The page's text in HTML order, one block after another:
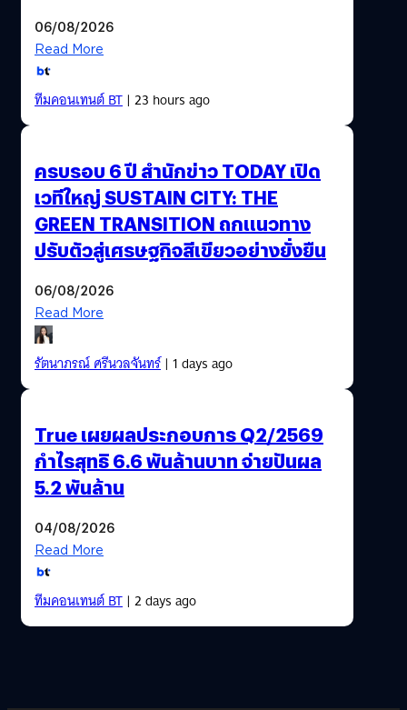
06/08/2026
Read More
ทีมคอนเทนต์ BT| 23 hours ago
ครบรอบ 6 ปี สำนักข่าว TODAY เปิด
เวทีใหญ่ SUSTAIN CITY: THE
GREEN TRANSITION ถกแนวทาง
ปรับตัวสู่เศรษฐกิจสีเขียวอย่างยั่งยืน
06/08/2026
Read More
รัตนาภรณ์ ศรีนวลจันทร์| 1 days ago
True เผยผลประกอบการ Q2/2569
กำไรสุทธิ 6.6 พันล้านบาท จ่ายปันผล
5.2 พันล้าน
04/08/2026
Read More
ทีมคอนเทนต์ BT| 2 days ago